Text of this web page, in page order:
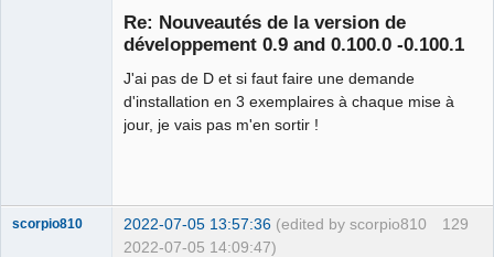
Re: Nouveautés de la version de
développement 0.9 and 0.100.0 -0.100.1
J'ai pas de D et si faut faire une demande
d'installation en 3 exemplaires à chaque mise à
jour, je vais pas m'en sortir !
129
scorpio810 2022-07-05 13:57:36 (edited by scorpio810
2022-07-05 14:09:47)